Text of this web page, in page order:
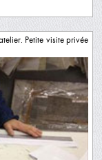
Petite visite privée